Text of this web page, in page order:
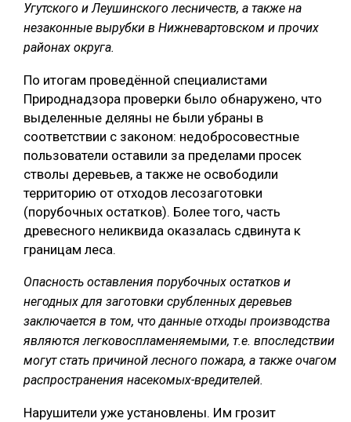
СОРТИРОВКА ДРЕВЕСИНЫ
СУШКА ДРЕВЕСИНЫ
МЕБЕЛЬНОЕ ПРОИЗВОДСТВО
Угутского и Леушинского лесничеств, а также на
незаконные вырубки в Нижневартовском и прочих
районах округа.
По итогам проведённой специалистами
Природнадзора проверки было обнаружено, что
выделенные деляны не были убраны в
соответствии с законом: недобросовестные
пользователи оставили за пределами просек
стволы деревьев, а также не освободили
территорию от отходов лесозаготовки
(порубочных остатков). Более того, часть
древесного неликвида оказалась сдвинута к
границам леса.
Опасность оставления порубочных остатков и
негодных для заготовки срубленных деревьев
заключается в том, что данные отходы производства
являются легковоспламеняемыми, т.е. впоследствии
могут стать причиной лесного пожара, а также очагом
распространения насекомых-вредителей.
Нарушители уже установлены. Им грозит